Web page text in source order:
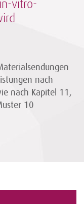
vitro-
nach
nach Kapitel 11,
10